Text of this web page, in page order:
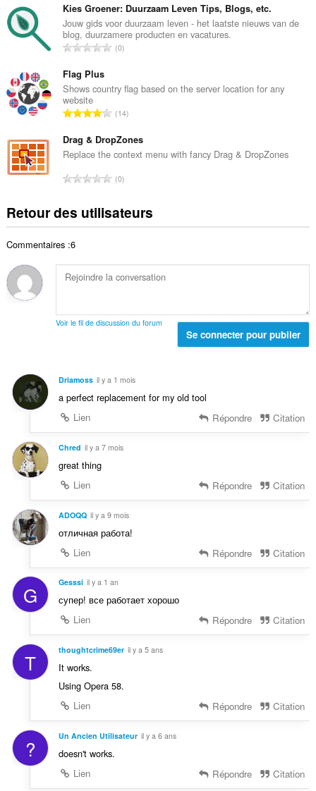
o
t
a
e
n
o
e
s
m
b
r
e
t
a
d
e
o
e
s
Kies Groener: Duurzaam Leven Tips, Blogs, etc.
Jouw gids voor duurzaam leven - het laatste nieuws van de
blog, duurzamere producten en vacatures.
N
b
e
o
t
a
e
n
e
s
0
Flag Plus
Shows country flag based on the server location for any
website
N
m
b
e
o
t
d
e
t
14
Drag & DropZones
Replace the context menu with fancy Drag & DropZones
N
b
t
o
l
o
e
:
0
Retour des utilisateurs
Commentaires :6
Voir le fil de discussion du forum
Se connecter pour publier
Driamoss il y a 1 mois
a perfect replacement for my old tool
Lien
Répondre Citation
Chred il y a 7 mois
great thing
Lien
Répondre Citation
ADOQQ il y a 9 mois
отличная работа!
Lien
Répondre Citation
G Gesssi il y a 1 an
супер! все работает хорошо
Lien
Répondre Citation
T thoughtcrime69er il y a 5 ans
It works.
Using Opera 58.
Lien
Répondre Citation
? Un Ancien Utilisateur il y a 6 ans
doesn't works.
Lien
Répondre Citation